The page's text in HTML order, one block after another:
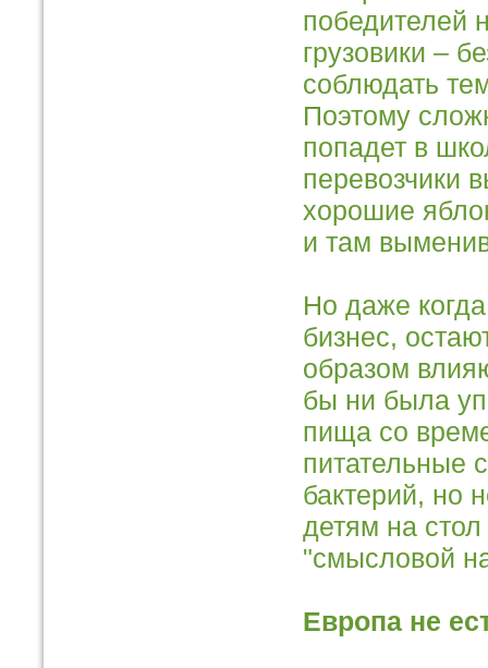
победителей
грузовики –
соблюдать
Поэтому
попадет в
перевозчики
хорошие
и там
Но даже
бизнес,
образом
бы ни была
пища со
питательные
бактерий, но
детям на стол
"смысловой
Европа не